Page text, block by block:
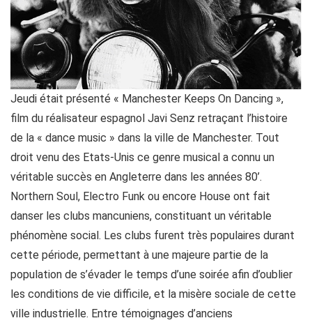
Jeudi était présenté « Manchester Keeps On Dancing »,
film du réalisateur espagnol Javi Senz retraçant l’histoire
de la « dance music » dans la ville de Manchester. Tout
droit venu des Etats-Unis ce genre musical a connu un
véritable succès en Angleterre dans les années 80’.
Northern Soul, Electro Funk ou encore House ont fait
danser les clubs mancuniens, constituant un véritable
phénomène social. Les clubs furent très populaires durant
cette période, permettant à une majeure partie de la
population de s’évader le temps d’une soirée afin d’oublier
les conditions de vie difficile, et la misère sociale de cette
ville industrielle. Entre témoignages d’anciens